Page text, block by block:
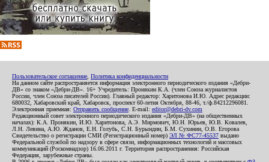
Пользовательское соглашение Политика конфиденциальности
На данном сайте распространяется информация электронного периодического издания «Дебри-
ДВ» со знаком «Дебри-ДВ». 16+ Учредитель: Пронякин К.А. (член Союза журналистов
России, член Союза писателей России). Главный редактор: Харитонова И.Ю. Адрес редакции:
680032, Хабаровский край, Хабаровск, проспект 60-летия Октября, 88-46, т./ф.84212296081.
Электронная приемная: Отправить сообщение . E-mail: editor@debri-dv.com
Редакционный совет электронного периодического издания «Дебри-ДВ» (на общественных
началах): К.А. Пронякин, И.Ю. Харитонова, А.Э. Мирмович, Ю.Н. Юрьев, Ю.В. Ковалев,
Л.Н. Левина, А.Ю. Жданов, Е.Н. Голубь, С.Н. Бурындин, Б.М. Сухинин, О.В. Егорова
Свидетельство о регистрации СМИ (Регистрационный номер) ЭЛ № ФС77-45537 выдано
Федеральной службой по надзору в сфере связи, информационных технологий и массовых
коммуникаций (Роскомнадзор) 16.06.2011 г. Территория распространения: Российская
Федерация, зарубежные страны.